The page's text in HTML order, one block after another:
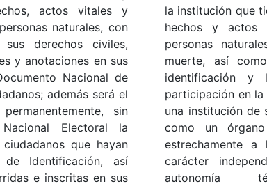
actos vitales y
naturales, con
derechos civiles,
y anotaciones en sus
Nacional de
además será el
sin
Electoral la
que hayan
Identificación, así
e inscritas en sus
la institución que
hechos y actos
personas
muerte, así
identificación y
participación en la
una institución de
como un
estrechamente
carácter
autonomía